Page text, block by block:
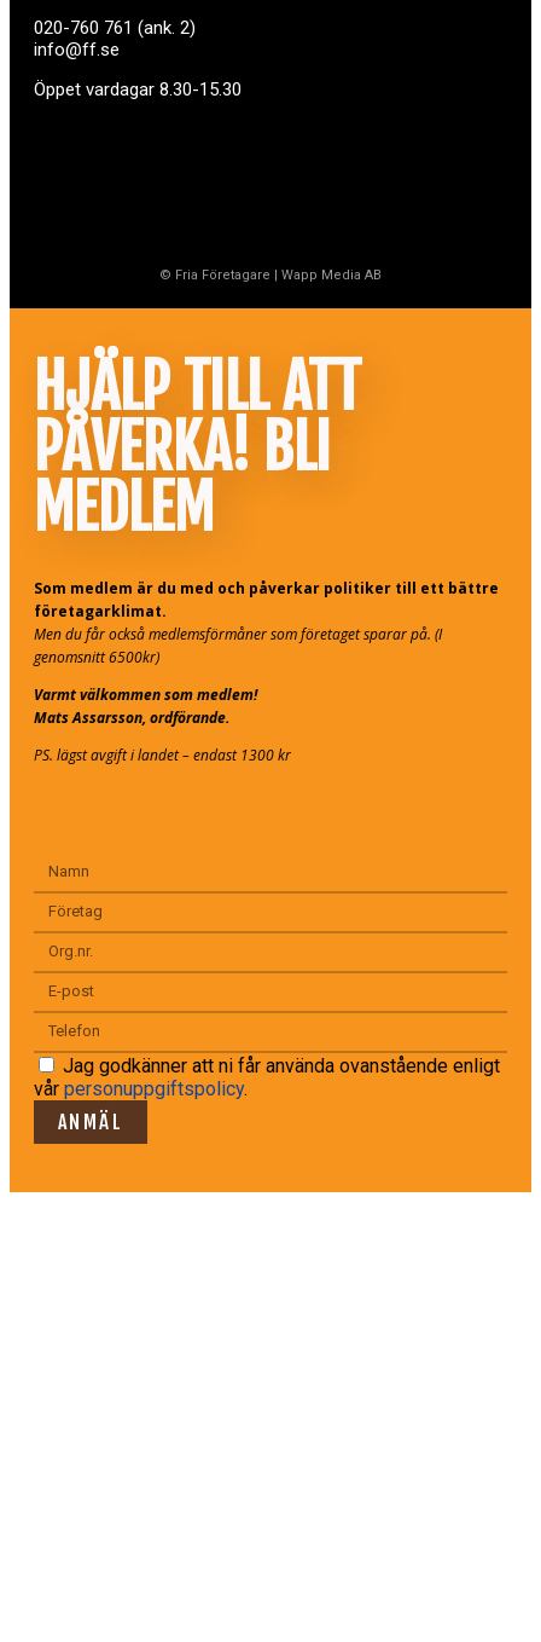
020-760 761 (ank. 2)
info@ff.se
Öppet vardagar 8.30-15.30
© Fria Företagare | Wapp Media AB
HJÄLP TILL ATT
PÅVERKA! BLI
MEDLEM
Som medlem är du med och påverkar politiker till ett bättre
företagarklimat.
Men du får också medlemsförmåner som företaget sparar på. (I
genomsnitt 6500kr)
Varmt välkommen som medlem!
Mats Assarsson, ordförande.
PS. lägst avgift i landet – endast 1300 kr
Jag godkänner att ni får använda ovanstående enligt
vår personuppgiftspolicy.
ANMÄL